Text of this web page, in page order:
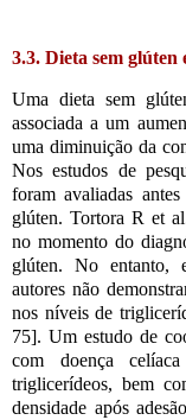
3.3. Dieta sem glúten
Uma dieta sem
associada a um
uma diminuição da
Nos estudos de
foram avaliadas
glúten. Tortora R et
no momento do
glúten. No entanto,
autores não
nos níveis de
75]. Um estudo de
com doença
triglicerídeos, bem
densidade após